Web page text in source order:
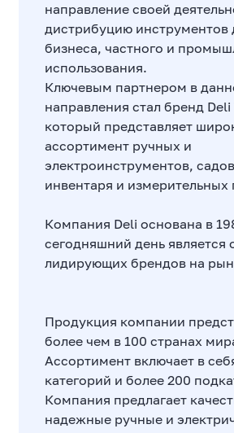
направление своей
дистрибуцию инструментов
бизнеса, частного и
использования.
Ключевым партнером в
направления стал бренд
который представляет
ассортимент ручных и
электроинструментов,
инвентаря и
Компания Deli основана в
сегодняшний день является
лидирующих брендов на
Продукция компании
более чем в 100 странах
Ассортимент включает в
категорий и более 200
Компания предлагает
надежные ручные и